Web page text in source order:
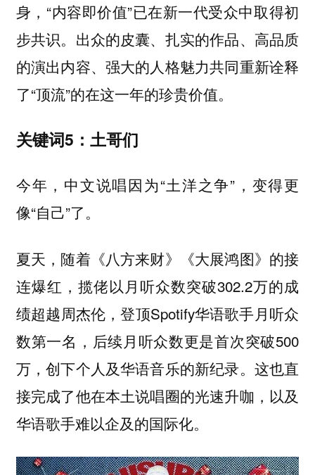
身，“内容即价值”已在新一代受众中取得初
步共识。出众的皮囊、扎实的作品、高品质
的演出内容、强大的人格魅力共同重新诠释
了“顶流”的在这一年的珍贵价值。
关键词5：土哥们
今年，中文说唱因为“土洋之争”，变得更
像“自己”了。
夏天，随着《八方来财》《大展鸿图》的接
连爆红，揽佬以月听众数突破302.2万的成
绩超越周杰伦，登顶Spotify华语歌手月听众
数第一名，后续月听众数更是首次突破500
万，创下个人及华语音乐的新纪录。这也直
接完成了他在本土说唱圈的光速升咖，以及
华语歌手难以企及的国际化。